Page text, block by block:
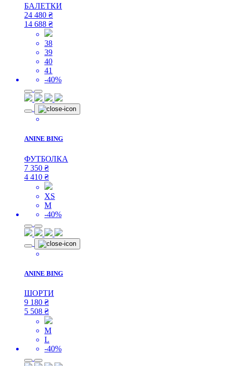
БАЛЕТКИ
24 480 ₴
14 688 ₴
38
39
40
41
-40%
ANINE BING
ФУТБОЛКА
7 350 ₴
4 410 ₴
XS
M
-40%
ANINE BING
ШОРТИ
9 180 ₴
5 508 ₴
M
L
-40%